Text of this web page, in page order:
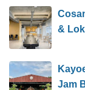
&
Jam